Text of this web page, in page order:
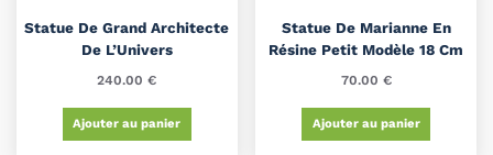
Statue De Grand Architecte
De L’Univers
240.00€
Ajouter au panier
Statue De Marianne En
Résine Petit Modèle 18 Cm
70.00 €
Ajouter au panier